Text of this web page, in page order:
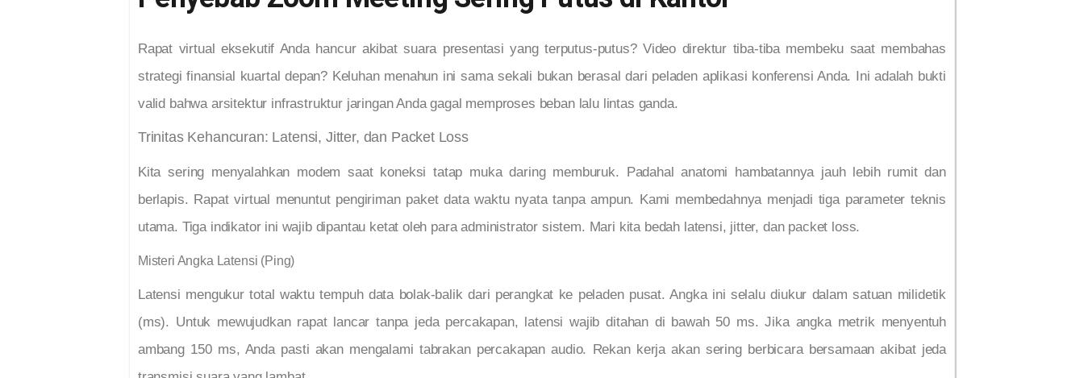
Rapat virtual eksekutif Anda hancur akibat suara presentasi yang terputus-putus? Video direktur tiba-tiba membeku saat membahas
strategi finansial kuartal depan? Keluhan menahun ini sama sekali bukan berasal dari peladen aplikasi konferensi Anda. Ini adalah bukti
valid bahwa arsitektur infrastruktur jaringan Anda gagal memproses beban lalu lintas ganda.
Trinitas Kehancuran: Latensi, Jitter, dan Packet Loss
Kita sering menyalahkan modem saat koneksi tatap muka daring memburuk. Padahal anatomi hambatannya jauh lebih rumit dan
berlapis. Rapat virtual menuntut pengiriman paket data waktu nyata tanpa ampun. Kami membedahnya menjadi tiga parameter teknis
utama. Tiga indikator ini wajib dipantau ketat oleh para administrator sistem. Mari kita bedah latensi, jitter, dan packet loss.
Misteri Angka Latensi (Ping)
Latensi mengukur total waktu tempuh data bolak-balik dari perangkat ke peladen pusat. Angka ini selalu diukur dalam satuan milidetik
(ms). Untuk mewujudkan rapat lancar tanpa jeda percakapan, latensi wajib ditahan di bawah 50 ms. Jika angka metrik menyentuh
ambang 150 ms, Anda pasti akan mengalami tabrakan percakapan audio. Rekan kerja akan sering berbicara bersamaan akibat jeda